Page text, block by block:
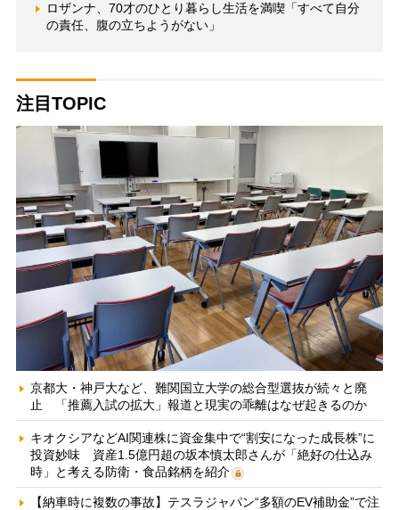
ロザンナ、70才のひとり暮らし生活を満喫「すべて自分
の責任、腹の立ちようがない」
注目TOPIC
京都大・神戸大など、難関国立大学の総合型選抜が続々と廃
止 「推薦入試の拡大」報道と現実の乖離はなぜ起きるのか
キオクシアなどAI関連株に資金集中で“割安になった成長株”に
投資妙味 資産1.5億円超の坂本慎太郎さんが「絶好の仕込み
時」と考える防衛・食品銘柄を紹介
【納車時に複数の事故】テスラジャパン“多額のEV補助金”で注